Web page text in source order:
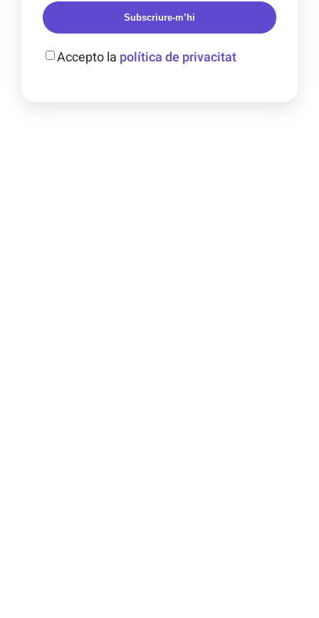
Subscriure-m’hi
Accepto la política de privacitat